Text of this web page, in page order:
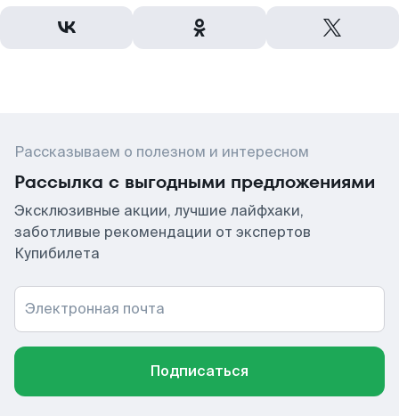
Рассказываем о полезном и интересном
Рассылка с выгодными предложениями
Эксклюзивные акции, лучшие лайфхаки,
заботливые рекомендации от экспертов
Купибилета
Электронная почта
Подписаться